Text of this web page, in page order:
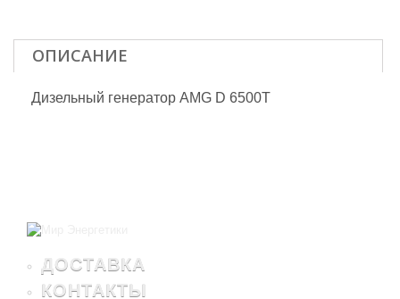
ОПИСАНИЕ
Дизельный генератор AMG D 6500T
ДОСТАВКА
КОНТАКТЫ